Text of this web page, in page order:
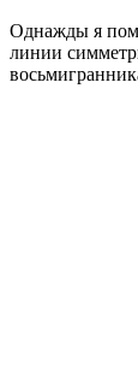
Однажды я
линии